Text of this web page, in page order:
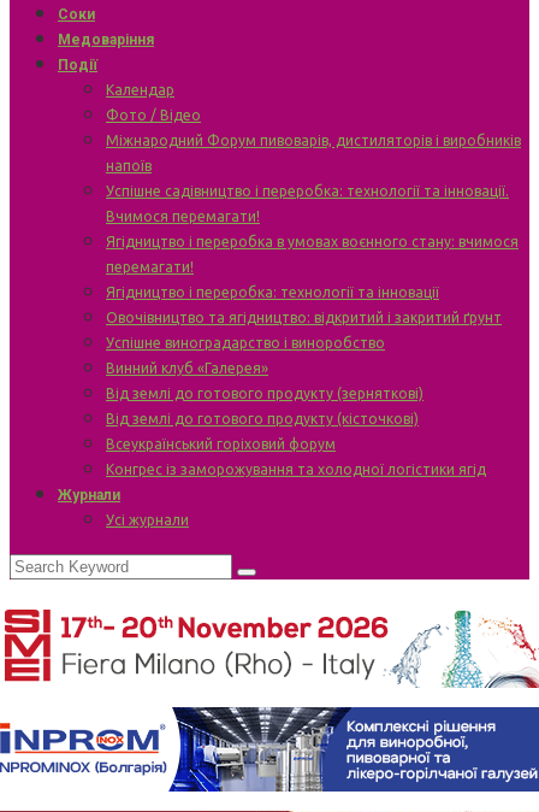
Соки
Медоваріння
Події
Календар
Фото / Відео
Міжнародний Форум пивоварів, дистиляторів і виробників
напоїв
Успішне садівництво і переробка: технології та інновації.
Вчимося перемагати!
Ягідництво і переробка в умовах воєнного стану: вчимося
перемагати!
Ягідництво і переробка: технології та інновації
Овочівництво та ягідництво: відкритий і закритий ґрунт
Успішне виноградарство і виноробство
Винний клуб «Галерея»
Від землі до готового продукту (зерняткові)
Від землі до готового продукту (кісточкові)
Всеукраїнський горіховий форум
Конгрес із заморожування та холодної логістики ягід
Журнали
Усі журнали